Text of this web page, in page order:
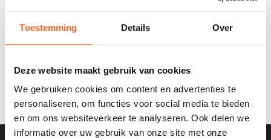
Toestemming Details Over
Deze website maakt gebruik van cookies
We gebruiken cookies om content en advertenties te
personaliseren, om functies voor social media te bieden
en om ons websiteverkeer te analyseren. Ook delen we
informatie over uw gebruik van onze site met onze
€50,00